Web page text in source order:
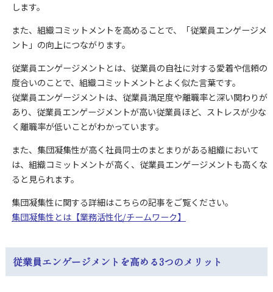
します。
また、組織コミットメントを高めることで、「従業員エンゲージメ
ント」の向上につながります。
従業員エンゲージメントとは、従業員の自社に対する愛着や信頼の
度合いのことで、組織コミットメントとよく似た言葉です。
従業員エンゲージメントは、従業員満足度や離職率と深い関わりが
あり、 従業員エンゲージメントが高い従業員ほど、ストレスが少な
く離職率が低いことがわかっています。
また、集団凝集性が高く社員同士のまとまりがある組織において
は、組織コミットメントが高く、従業員エンゲージメントも高くな
ると見られます。
集団凝集性に関する詳細はこちらの記事をご覧ください。
集団凝集性とは【業務活性化/チームワーク】
従業員エンゲージメントを高める3つのメリット